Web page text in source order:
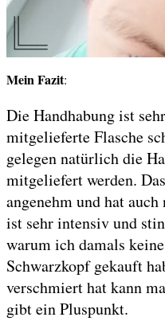
Mein Fazit:
Die Handhabung ist
mitgelieferte Flasche
gelegen natürlich die
mitgeliefert werden.
angenehm und hat
ist sehr intensiv und
warum ich damals
Schwarzkopf gekauft
verschmiert hat kann
gibt ein Pluspunkt.